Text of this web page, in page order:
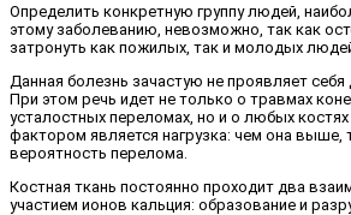
Определить конкретную группу людей,
этому заболеванию, невозможно, так как
затронуть как пожилых, так и молодых
Данная болезнь зачастую не проявляет
При этом речь идет не только о травмах
усталостных переломах, но и о любых
фактором является нагрузка: чем она выше,
вероятность перелома.
Костная ткань постоянно проходит два
участием ионов кальция: образование и